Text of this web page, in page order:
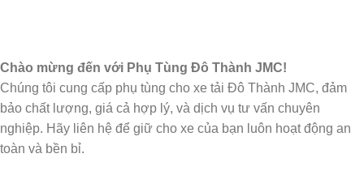
Chào mừng đến với Phụ Tùng Đô Thành JMC!
Chúng tôi cung cấp phụ tùng cho xe tải Đô Thành JMC, đảm
bảo chất lượng, giá cả hợp lý, và dịch vụ tư vấn chuyên
nghiệp. Hãy liên hệ để giữ cho xe của bạn luôn hoạt động an
toàn và bền bỉ.